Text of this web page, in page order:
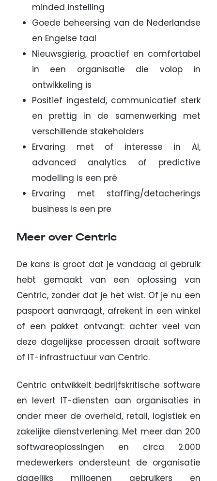
minded instelling
Goede beheersing van de Nederlandse
en Engelse taal
Nieuwsgierig, proactief en comfortabel
in een organisatie die volop in
ontwikkeling is
Positief ingesteld, communicatief sterk
en prettig in de samenwerking met
verschillende stakeholders
Ervaring met of interesse in AI,
advanced analytics of predictive
modelling is een pré
Ervaring met staffing/detacherings
business is een pre
Meer over Centric
De kans is groot dat je vandaag al gebruik
hebt gemaakt van een oplossing van
Centric, zonder dat je het wist. Of je nu een
paspoort aanvraagt, afrekent in een winkel
of een pakket ontvangt: achter veel van
deze dagelijkse processen draait software
of IT-infrastructuur van Centric.
Centric ontwikkelt bedrijfskritische software
en levert IT-diensten aan organisaties in
onder meer de overheid, retail, logistiek en
zakelijke dienstverlening. Met meer dan 200
softwareoplossingen en circa 2.000
medewerkers ondersteunt de organisatie
dagelijks miljoenen gebruikers en